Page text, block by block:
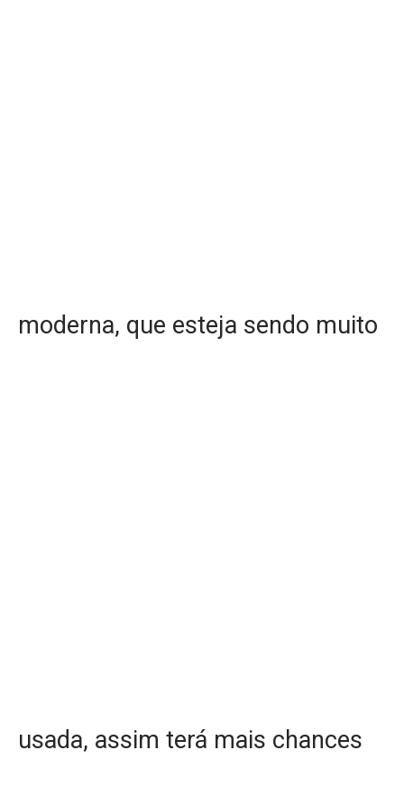
moderna, que esteja sendo muito
usada, assim terá mais chances